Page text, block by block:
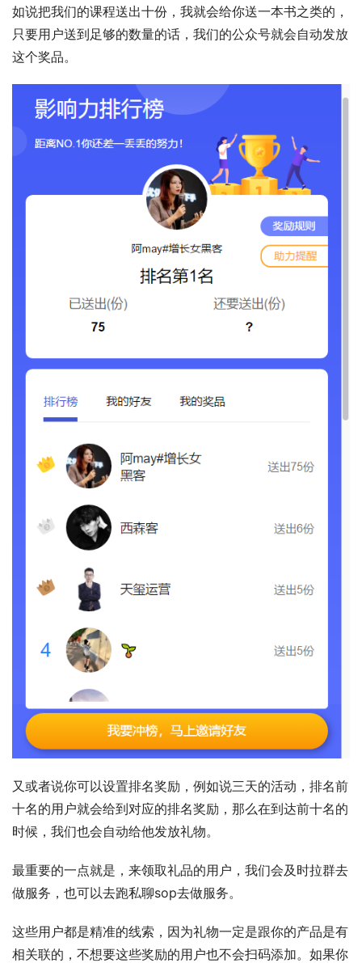
如说把我们的课程送出十份，我就会给你送一本书之类的，
只要用户送到足够的数量的话，我们的公众号就会自动发放
这个奖品。
又或者说你可以设置排名奖励，例如说三天的活动，排名前
十名的用户就会给到对应的排名奖励，那么在到达前十名的
时候，我们也会自动给他发放礼物。
最重要的一点就是，来领取礼品的用户，我们会及时拉群去
做服务，也可以去跑私聊sop去做服务。
这些用户都是精准的线索，因为礼物一定是跟你的产品是有
相关联的，不想要这些奖励的用户也不会扫码添加。如果你